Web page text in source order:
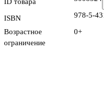
ISBN 978-5-
Возрастное
ограничение
0+